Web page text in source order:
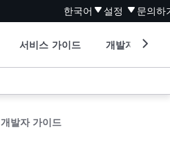
한국어 설정 문의하
서비스 가이드 개발자 도구
개발자 가이드